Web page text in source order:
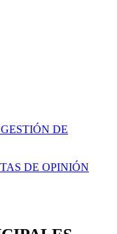
DE
DE OPINIÓN